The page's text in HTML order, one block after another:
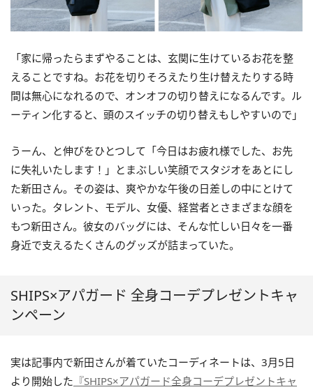
「家に帰ったらまずやることは、玄関に生けているお花を整
えることですね。お花を切りそろえたり生け替えたりする時
間は無心になれるので、オンオフの切り替えになるんです。ル
ーティン化すると、頭のスイッチの切り替えもしやすいので」
うーん、と伸びをひとつして「今日はお疲れ様でした、お先
に失礼いたします！」とまぶしい笑顔でスタジオをあとにし
た新田さん。その姿は、爽やかな午後の日差しの中にとけて
いった。タレント、モデル、女優、経営者とさまざまな顔を
もつ新田さん。彼女のバッグには、そんな忙しい日々を一番
身近で支えるたくさんのグッズが詰まっていた。
SHIPS×アパガード 全身コーデプレゼントキャ
ンペーン
実は記事内で新田さんが着ていたコーディネートは、3月5日
より開始した 『SHIPS×アパガード全身コーデプレゼントキャ